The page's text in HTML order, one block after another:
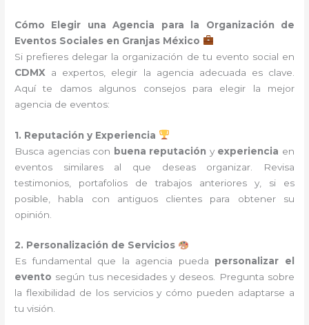
Cómo Elegir una Agencia para la Organización de
Eventos Sociales en Granjas México
Si prefieres delegar la organización de tu evento social en
CDMX a expertos, elegir la agencia adecuada es clave.
Aquí te damos algunos consejos para elegir la mejor
agencia de eventos:
1. Reputación y Experiencia
Busca agencias con buena reputación y experiencia en
eventos similares al que deseas organizar. Revisa
testimonios, portafolios de trabajos anteriores y, si es
posible, habla con antiguos clientes para obtener su
opinión.
2. Personalización de Servicios
Es fundamental que la agencia pueda personalizar el
evento según tus necesidades y deseos. Pregunta sobre
la flexibilidad de los servicios y cómo pueden adaptarse a
tu visión.